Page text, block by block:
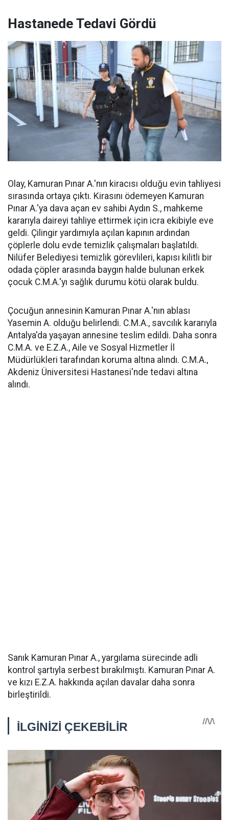
Hastanede Tedavi Gördü
Olay, Kamuran Pınar A.'nın kiracısı olduğu evin tahliyesi
sırasında ortaya çıktı. Kirasını ödemeyen Kamuran
Pınar A.'ya dava açan ev sahibi Aydın S., mahkeme
kararıyla daireyi tahliye ettirmek için icra ekibiyle eve
geldi. Çilingir yardımıyla açılan kapının ardından
çöplerle dolu evde temizlik çalışmaları başlatıldı.
Nilüfer Belediyesi temizlik görevlileri, kapısı kilitli bir
odada çöpler arasında baygın halde bulunan erkek
çocuk C.M.A.'yı sağlık durumu kötü olarak buldu.
Çocuğun annesinin Kamuran Pınar A.'nın ablası
Yasemin A. olduğu belirlendi. C.M.A., savcılık kararıyla
Antalya'da yaşayan annesine teslim edildi. Daha sonra
C.M.A. ve E.Z.A., Aile ve Sosyal Hizmetler İl
Müdürlükleri tarafından koruma altına alındı. C.M.A.,
Akdeniz Üniversitesi Hastanesi'nde tedavi altına
alındı.
Sanık Kamuran Pınar A., yargılama sürecinde adli
kontrol şartıyla serbest bırakılmıştı. Kamuran Pınar A.
ve kızı E.Z.A. hakkında açılan davalar daha sonra
birleştirildi.